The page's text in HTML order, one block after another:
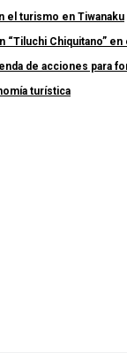
el turismo en Tiwanaku
Chiquitano”
de acciones para
turística